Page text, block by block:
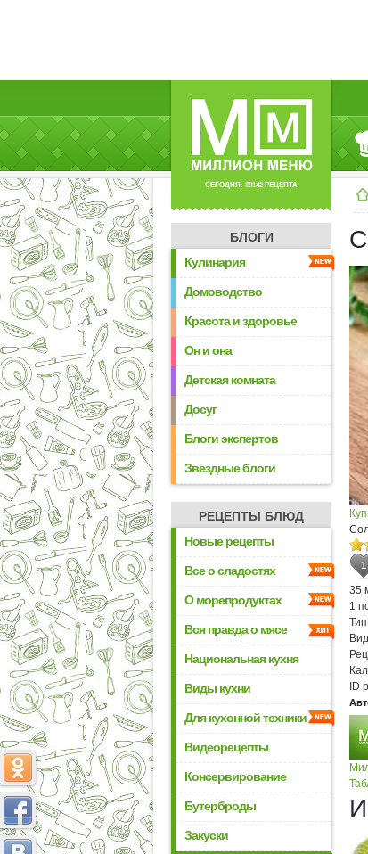
СЕГОДНЯ: 39142 РЕЦЕПТА
БЛОГИ
Кулинария
Домоводство
Красота и здоровье
Он и она
Детская комната
Досуг
Блоги экспертов
Звездные блоги
РЕЦЕПТЫ БЛЮД
Новые рецепты
Все о сладостях
О морепродуктах
Вся правда о мясе
Национальная кухня
Виды кухни
Для кухонной техники
Видеорецепты
Консервирование
Бутерброды
Закуски
1
35
1
ID